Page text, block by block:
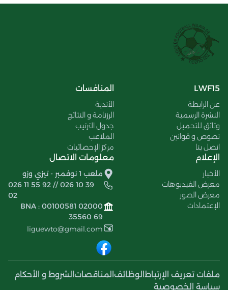
LWF15
عن الرابطة
النشرة الرسمية
وثائق للتحميل
نصوص و قوانين
اتصل بنا
المنافسات
الأندية
الرزنامة و النتائج
جدول الترتيب
الملاعب
مركز الإحصائيات
الإعلام
الأخبار
معرض الفيديوهات
معرض الصور
الإعتمادات
معلومات الاتصال
ملعب 1 نوفمبر - تيزي وزو
026 11 55 92 // 026 10 39
02
BNA : 00100581 02000
35560 69
liguewto@gmail.com
ملفات تعريف الإرتباط الوظائف المناقصات الشروط و الأحكام
سياسة الخصوصية